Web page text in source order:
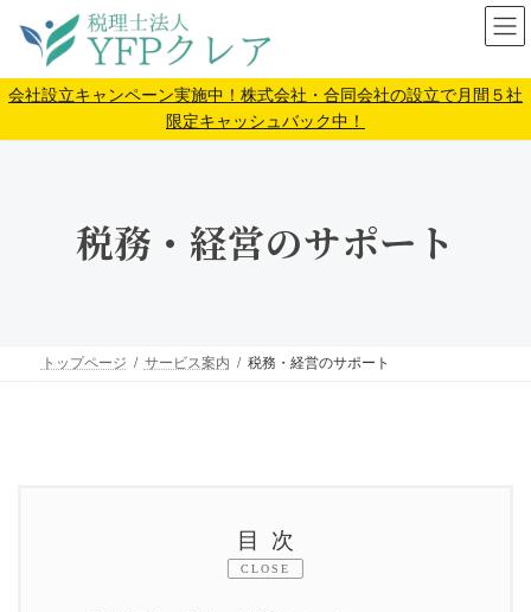
ン
ツ
ー
シ
会社設立キャンペーン実施中！株式会社・合同会社の設立で月間５社
限定キャッシュバック中！
税務・経営のサポート
トップページ サービス案内 税務・経営のサポート
目次
CLOSE